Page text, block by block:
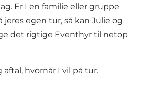
Er I en familie eller gruppe
jeres egen tur, så kan Julie og
det rigtige Eventhyr til netop
aftal, hvornår I vil på tur.